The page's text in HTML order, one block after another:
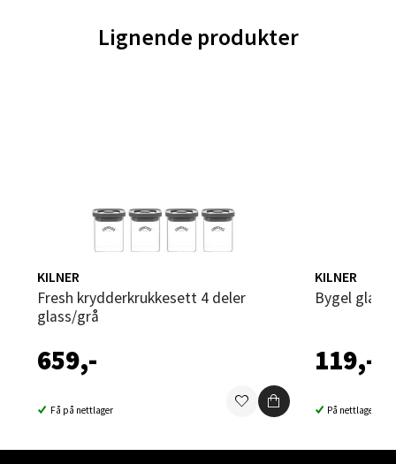
Lignende produkter
KILNER
Fresh krydderkrukkesett 4 deler
glass/grå
659,-
Få på nettlager
KILNER
Bygel
119,-
På nettlager
0 i butikk
Falkenborgveien 5, 7044 Trondheim
Åpent i dag 09-21
Velg
Ski - Thon Senter Ski
Åpent i dag 10-21